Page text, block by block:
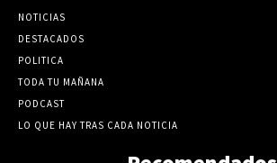
NOTICIAS
DESTACADOS
POLITICA
TODA TU MAÑANA
PODCAST
LO QUE HAY TRAS CADA NOTICIA